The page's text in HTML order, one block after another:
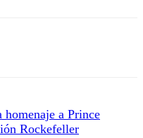
homenaje a Prince
Rockefeller